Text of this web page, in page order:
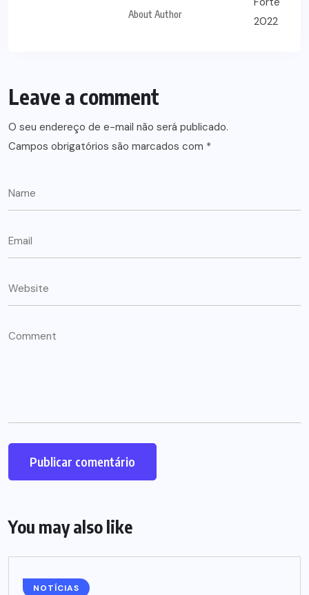
About Author
Leave a comment
O seu endereço de e-mail não será publicado.
Campos obrigatórios são marcados com *
You may also like
NOTÍCIAS